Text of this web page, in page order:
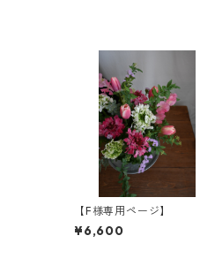
【F様専用ページ】
¥6,600